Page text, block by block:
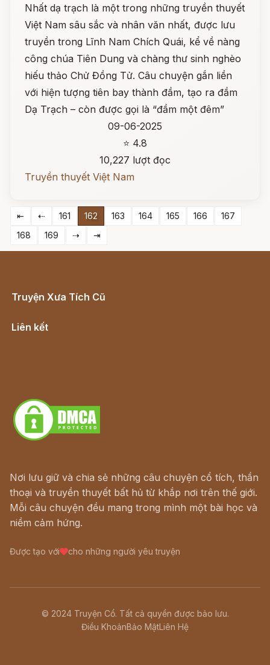
Nhất dạ trạch là một trong những truyền thuyết
Việt Nam sâu sắc và nhân văn nhất, được lưu
truyền trong Lĩnh Nam Chích Quái, kể về nàng
công chúa Tiên Dung và chàng thư sinh nghèo
hiếu thảo Chử Đồng Tử. Câu chuyện gắn liền
với hiện tượng tiên bay thành đầm, tạo ra đầm
Dạ Trạch – còn được gọi là “đầm một đêm”
09-06-2025
⭐ 4.8
10,227 lượt đọc
Truyền thuyết Việt Nam
⇤ ⇠ 161 162 163 164 165 166
167
168
169 ⇢ ⇥
Truyện Xưa Tích Cũ
Liên kết
Nơi lưu giữ và chia sẻ những câu chuyện cổ tích, thần
thoại và truyền thuyết bất hủ từ khắp nơi trên thế giới.
Mỗi câu chuyện đều mang trong mình một bài học và
niềm cảm hứng.
Được tạo với cho những người yêu truyện
© 2024 Truyện Cổ. Tất cả quyền được bảo lưu.
Điều KhoảnBảo MậtLiên Hệ